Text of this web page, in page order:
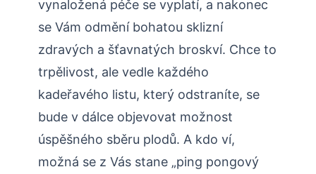
vynaložená péče ⁣se vyplatí, ‌a nakonec
se Vám odmění bohatou sklizní
zdravých ‍a šťavnatých broskví. Chce to
trpělivost, ale vedle každého
kadeřavého listu, který odstraníte, se
bude v dálce objevovat možnost
‌úspěšného sběru plodů. A kdo ví,
možná se z Vás stane „ping pongový